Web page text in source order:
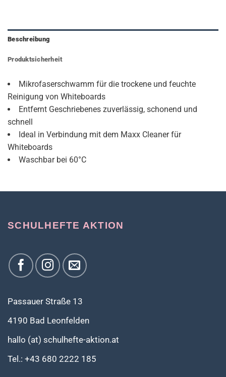
Beschreibung
Produktsicherheit
Mikrofaserschwamm für die trockene und feuchte
Reinigung von Whiteboards
Entfernt Geschriebenes zuverlässig, schonend und
schnell
Ideal in Verbindung mit dem Maxx Cleaner für
Whiteboards
Waschbar bei 60°C
SCHULHEFTE AKTION
Passauer Straße 13
4190 Bad Leonfelden
hallo (at) schulhefte-aktion.at
Tel.: +43 680 2222 185